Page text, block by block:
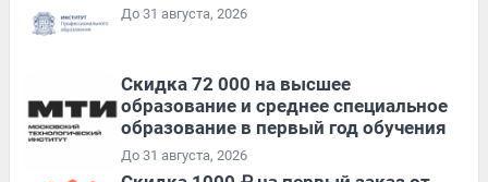
До 31 августа, 2026
Скидка 72 000 на высшее
образование и среднее специальное
образование в первый год обучения
До 31 августа, 2026